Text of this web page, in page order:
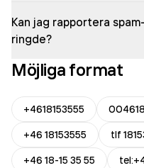
Kan jag rapportera
ringde?
Möjliga format
+4618153555
+46 18153555
tlf
+46 18-15 35 55